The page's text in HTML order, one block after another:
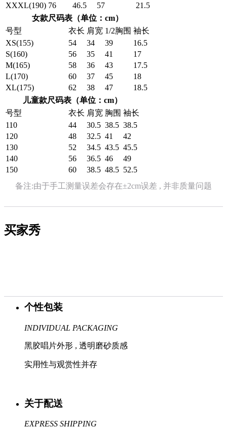
XXXL(190) 76 46.5 57
21.5
女款尺码表（单位：cm）
号型
衣长 肩宽 1/2胸围 袖长
XS(155)
54 34 39
16.5
S(160)
56 35 41
17
M(165)
58 36 43
17.5
L(170)
60 37 45
18
XL(175)
62 38 47
18.5
儿童款尺码表（单位：cm）
号型
衣长 肩宽 胸围 袖长
110
44 30.5 38.5 38.5
120
48 32.5 41
42
130
52 34.5 43.5 45.5
140
56 36.5 46
49
150
60 38.5 48.5 52.5
备注:由于手工测量误差会存在±2cm误差 , 并非质量问题
买家秀
个性包装
INDIVIDUAL PACKAGING
黑胶唱片外形 , 透明磨砂质感
实用性与观赏性并存
关于配送
EXPRESS SHIPPING